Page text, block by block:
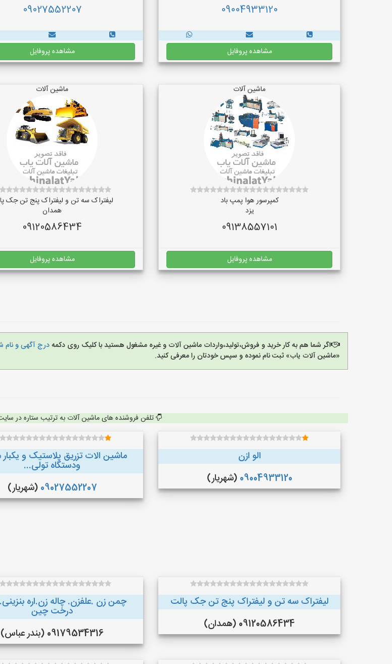
09004933120
مشاهده پروفایل
09027552207
مشاهده پروفایل
ماشین آلات
کمپرسور هوا پمپ باد
یزد
09138557101
مشاهده پروفایل
ماشین آلات
لیفتراک سه تن و لیفتراک پنج تن جک
همدان
09120586434
مشاهده پروفایل
اگر شما هم به کار خرید و فروش،تولید،واردات ماشین آلات و غیره مشغول هستید با کلیک روی دکمهدرج آگهی و نام
«ماشین آلات یاب» ثبت نام نموده و سپس خودتان را معرفی کنید.
تلفن فروشنده های ماشین آلات به ترتیب ستاره در
الو ازن
09004933120 (شهریار)
ماشین الات تزریق پلاستیک و
ودستگاه تولی...
09027552207 (شهریار)
لیفتراک سه تن و لیفتراک پنج تن جک پالت
09120586434 (همدان)
چمن زن .علفزن. چاله زن.اره
درخت چین
09179534316 (بندر عباس)